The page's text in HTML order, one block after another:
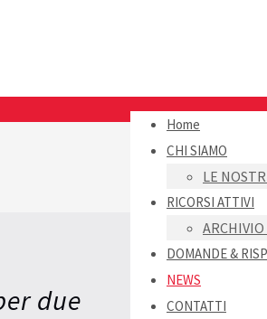
Home
CHI SIAMO
LE
RICORSI ATTIVI
ARCHIVIO
DOMANDE &
NEWS
CONTATTI
due